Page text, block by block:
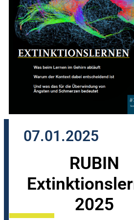
07.01.2025
RUBIN
2025